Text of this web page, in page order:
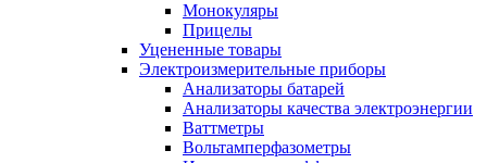
Монокуляры
Прицелы
Уцененные товары
Электроизмерительные приборы
Анализаторы батарей
Анализаторы качества электроэнергии
Ваттметры
Вольтамперфазометры